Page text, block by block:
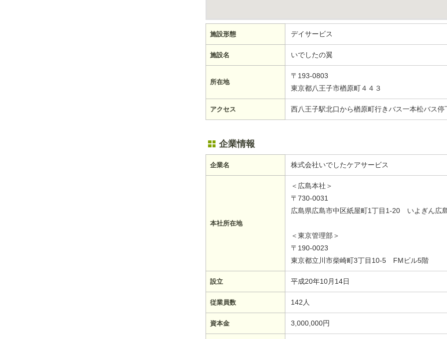
施設形態 デイサービス
施設名 いでしたの翼
所在地
〒193-0803
東京都八王子市楢原町４４３
アクセス 西八王子駅北口から楢原町行きバス一本松バス
企業情報
企業名 株式会社いでしたケアサービス
本社所在地
＜広島本社＞
〒730-0031
広島県広島市中区紙屋町1丁目1-20 いよぎん広
＜東京管理部＞
〒190-0023
東京都立川市柴崎町3丁目10-5 FMビル5階
設立 平成20年10月14日
従業員数 142人
資本金 3,000,000円